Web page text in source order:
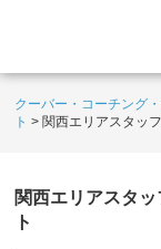
クーバー・コーチング
ト > 関西エリアスタッ
関西エリアスタ
ト